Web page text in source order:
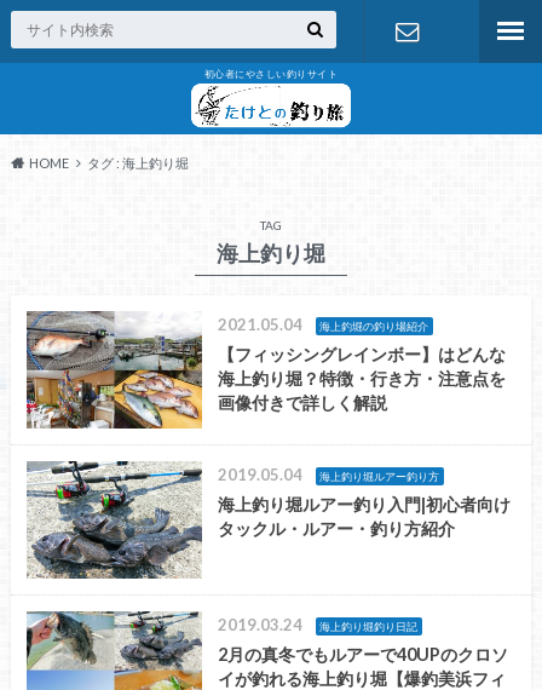
初心者にやさしい釣りサイト
HOME タグ : 海上釣り堀
TAG
海上釣り堀
2021.05.04 海上釣堀の釣り場紹介
【フィッシングレインボー】はどんな
海上釣り堀？特徴・行き方・注意点を
画像付きで詳しく解説
2019.05.04 海上釣り堀ルアー釣り方
海上釣り堀ルアー釣り入門|初心者向け
タックル・ルアー・釣り方紹介
2019.03.24 海上釣り堀釣り日記
2月の真冬でもルアーで40UPのクロソ
イが釣れる海上釣り堀【爆釣美浜フィ